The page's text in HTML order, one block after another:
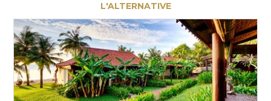
L'ALTERNATIVE